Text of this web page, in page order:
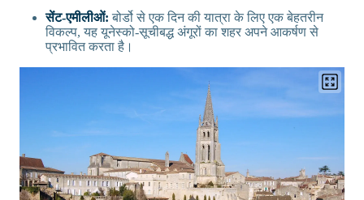
सेंट-एमीलीओं: बोर्डो से एक दिन की यात्रा के लिए एक बेहतरीन
विकल्प, यह यूनेस्को-सूचीबद्ध अंगूरों का शहर अपने आकर्षण से
प्रभावित करता है।